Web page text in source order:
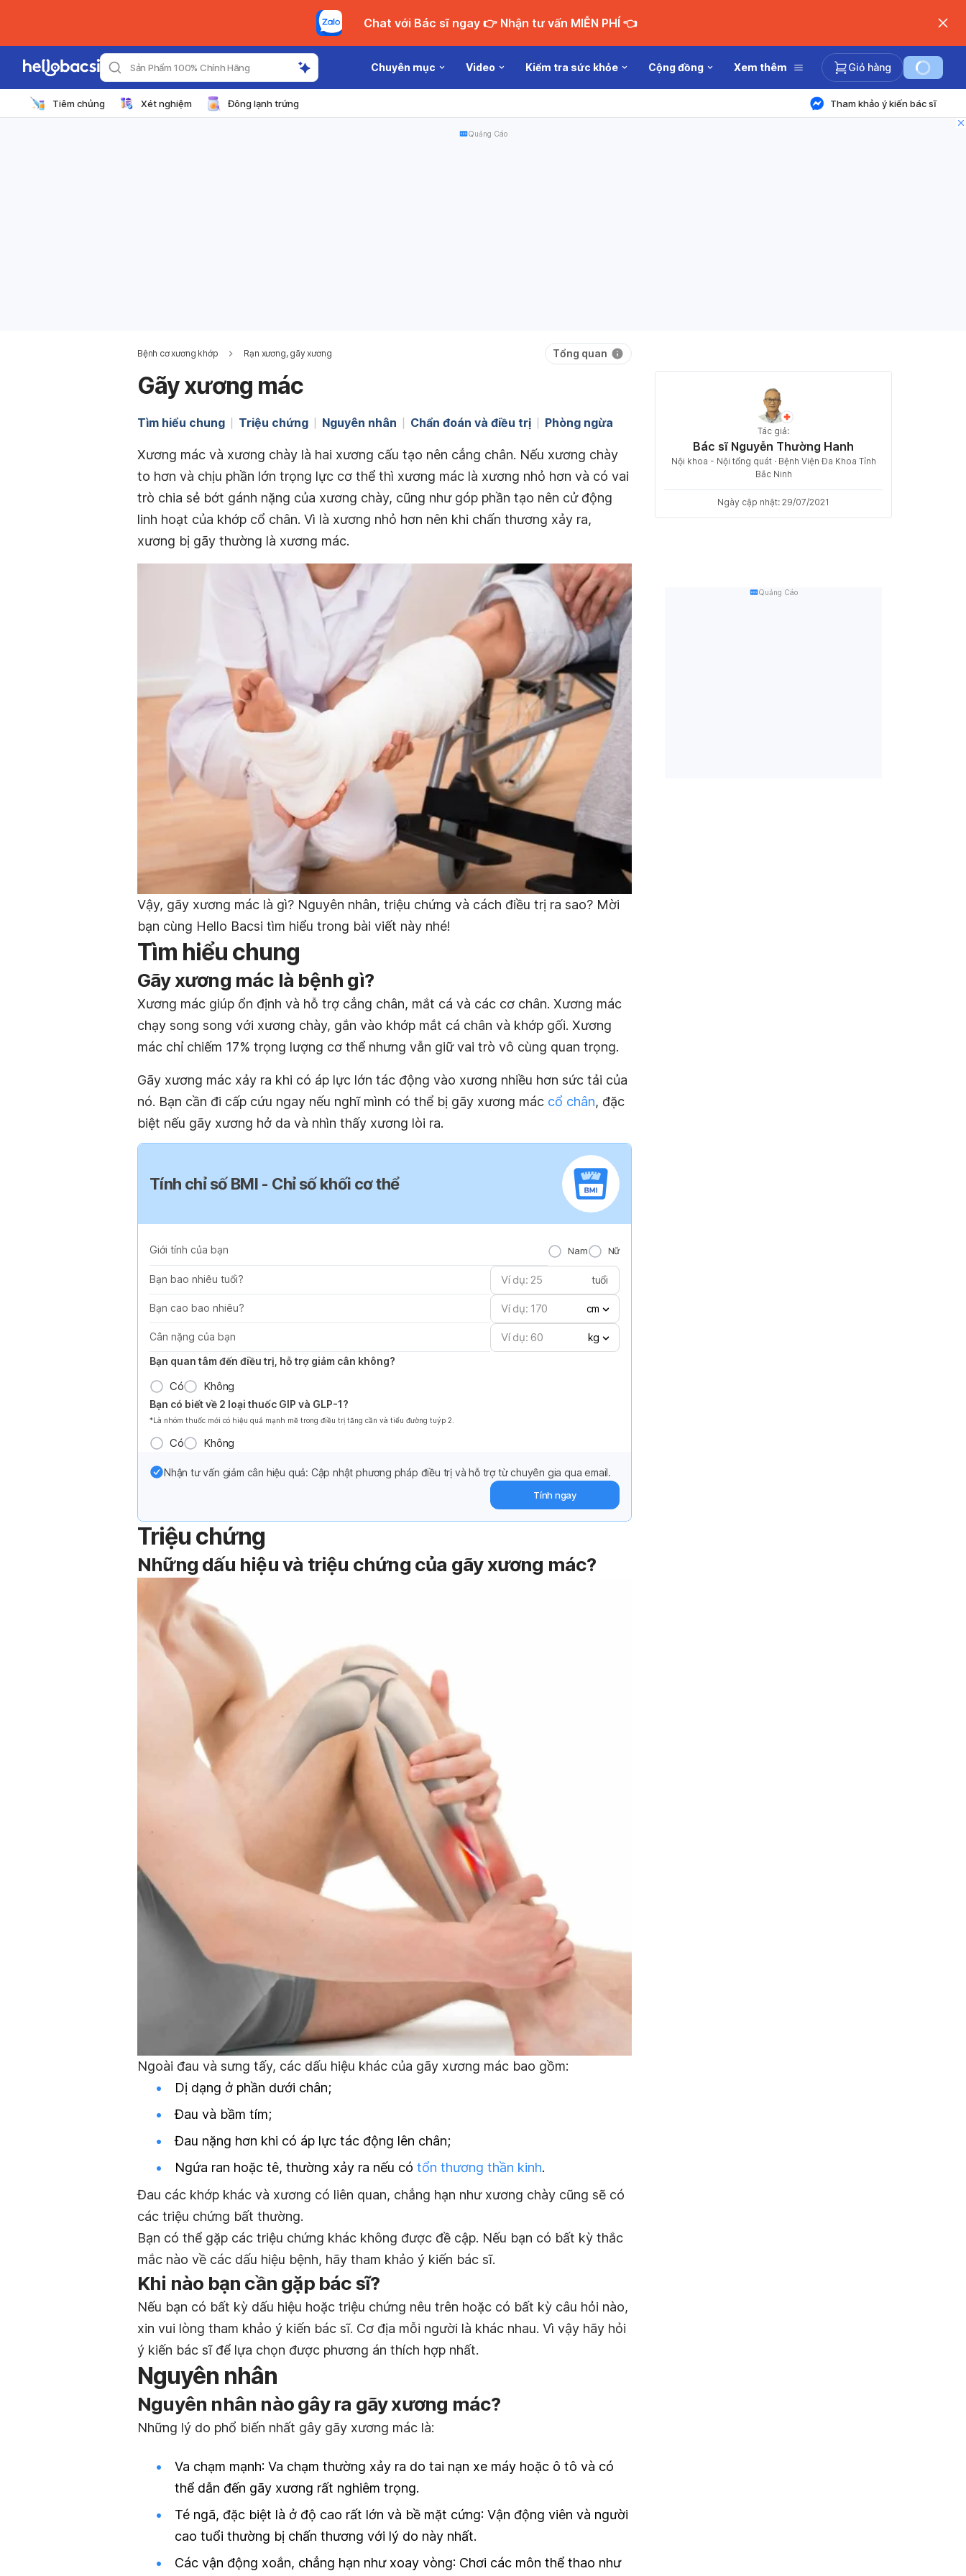
Chat với Bác sĩ ngay 👉 Nhận tư vấn MIỄN PHÍ 👈
Sản Phẩm 100% Chính Hãng Chuyên mục Video Kiểm tra sức khỏe Cộng đồng Xem thêm Giỏ hàng
Tiêm chủng Xét nghiệm Đông lạnh trứng Tham khảo ý kiến bác sĩ
Quảng Cáo
Bệnh cơ xương khớp Rạn xương, gãy xương Tổng quan
Gãy xương mác
Tìm hiểu chung Triệu chứng Nguyên nhân Chẩn đoán và điều trị Phòng ngừa
Xương mác và xương chày là hai xương cấu tạo nên cẳng chân. Nếu xương chày
to hơn và chịu phần lớn trọng lực cơ thể thì xương mác là xương nhỏ hơn và có vai
trò chia sẻ bớt gánh nặng của xương chày, cũng như góp phần tạo nên cử động
linh hoạt của khớp cổ chân. Vì là xương nhỏ hơn nên khi chấn thương xảy ra,
xương bị gãy thường là xương mác.
Vậy, gãy xương mác là gì? Nguyên nhân, triệu chứng và cách điều trị ra sao? Mời
bạn cùng Hello Bacsi tìm hiểu trong bài viết này nhé!
Tìm hiểu chung
Gãy xương mác là bệnh gì?
Xương mác giúp ổn định và hỗ trợ cẳng chân, mắt cá và các cơ chân. Xương mác
chạy song song với xương chày, gắn vào khớp mắt cá chân và khớp gối. Xương
mác chỉ chiếm 17% trọng lượng cơ thể nhưng vẫn giữ vai trò vô cùng quan trọng.
Gãy xương mác xảy ra khi có áp lực lớn tác động vào xương nhiều hơn sức tải của
nó. Bạn cần đi cấp cứu ngay nếu nghĩ mình có thể bị gãy xương mác cổ chân, đặc
biệt nếu gãy xương hở da và nhìn thấy xương lòi ra.
Tính chỉ số BMI - Chỉ số khối cơ thể
Giới tính của bạn Nam Nữ
Bạn bao nhiêu tuổi? tuổi
Bạn cao bao nhiêu? cm
Cân nặng của bạn
kg
Bạn quan tâm đến điều trị, hỗ trợ giảm cân không?
Có Không
Bạn có biết về 2 loại thuốc GIP và GLP-1?
*Là nhóm thuốc mới có hiệu quả mạnh mẽ trong điều trị tăng cần và tiểu đường tuýp 2.
Có Không
Nhận tư vấn giảm cân hiệu quả: Cập nhật phương pháp điều trị và hỗ trợ từ chuyên gia qua email.
Tính ngay
Triệu chứng
Những dấu hiệu và triệu chứng của gãy xương mác?
Ngoài đau và sưng tấy, các dấu hiệu khác của gãy xương mác bao gồm:
Dị dạng ở phần dưới chân;
Đau và bầm tím;
Đau nặng hơn khi có áp lực tác động lên chân;
Ngứa ran hoặc tê, thường xảy ra nếu có tổn thương thần kinh.
Đau các khớp khác và xương có liên quan, chẳng hạn như xương chày cũng sẽ có
các triệu chứng bất thường.
Bạn có thể gặp các triệu chứng khác không được đề cập. Nếu bạn có bất kỳ thắc
mắc nào về các dấu hiệu bệnh, hãy tham khảo ý kiến bác sĩ.
Khi nào bạn cần gặp bác sĩ?
Nếu bạn có bất kỳ dấu hiệu hoặc triệu chứng nêu trên hoặc có bất kỳ câu hỏi nào,
xin vui lòng tham khảo ý kiến bác sĩ. Cơ địa mỗi người là khác nhau. Vì vậy hãy hỏi
ý kiến bác sĩ để lựa chọn được phương án thích hợp nhất.
Nguyên nhân
Nguyên nhân nào gây ra gãy xương mác?
Những lý do phổ biến nhất gây gãy xương mác là:
Va chạm mạnh: Va chạm thường xảy ra do tai nạn xe máy hoặc ô tô và có
thể dẫn đến gãy xương rất nghiêm trọng.
Té ngã, đặc biệt là ở độ cao rất lớn và bề mặt cứng: Vận động viên và người
cao tuổi thường bị chấn thương với lý do này nhất.
Các vận động xoắn, chẳng hạn như xoay vòng: Chơi các môn thể thao như
Tác giả:
Bác sĩ Nguyễn Thường Hanh
Nội khoa - Nội tổng quát · Bệnh Viện Đa Khoa Tỉnh
Bắc Ninh
Ngày cập nhật: 29/07/2021
Quảng Cáo